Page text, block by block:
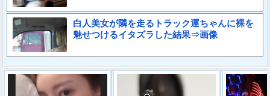
白人美女が隣を走るトラック運ちゃんに裸を
魅せつけるイタズラした結果⇒画像